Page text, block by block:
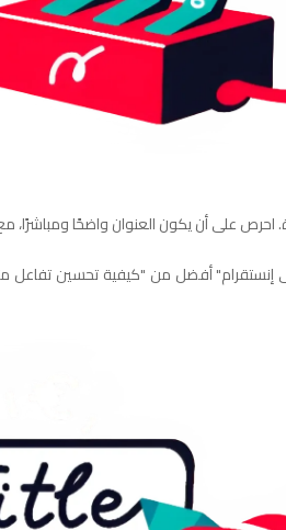
احرص على أن يكون العنوان واضحًا ومباشرًا،
إنستقرام" أفضل من "كيفية تحسين تفاعل